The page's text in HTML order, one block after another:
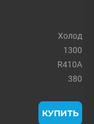
Холод
1300
R410A
380
КУПИТЬ